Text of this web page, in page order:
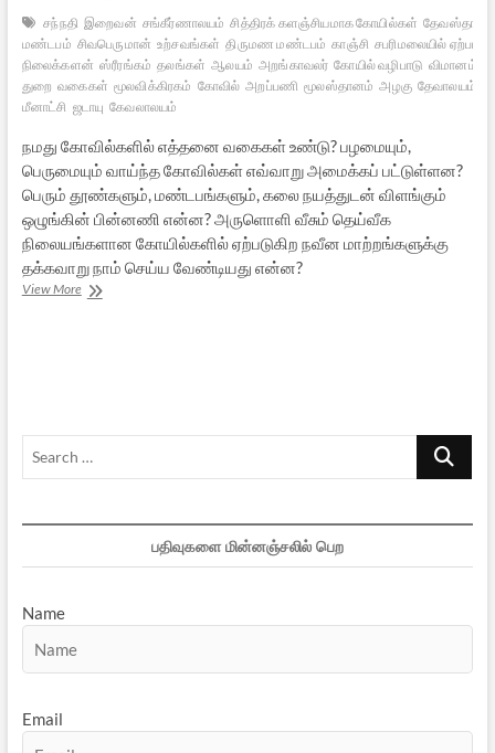
சந்நதி இறைவன் சங்கீர்ணாலயம் சித்திரக் களஞ்சியமாக கோயில்கள்
மண்டபம் சிவபெருமான் உற்சவங்கள் திருமண மண்டபம் காஞ்சி சபரிமலையில் ஏற்பட்ட
நிலைக்களன் ஸ்ரீரங்கம் தலங்கள் ஆலயம் அறங்காவலர் கோயில் வழிபாடு விமானம்
துறை வகைகள் மூலவிக்கிரகம் கோவில் அறப்பணி மூலஸ்தானம் அழகு தேவாலயம்
மீனாட்சி ஜடாயு கேவலாலயம்
நமது கோவில்களில் எத்தனை வகைகள் உண்டு? பழமையும்,
பெருமையும் வாய்ந்த கோவில்கள் எவ்வாறு அமைக்கப் பட்டுள்ளன?
பெரும் தூண்களும், மண்டபங்களும், கலை நயத்துடன் விளங்கும்
ஒழுங்கின் பின்னணி என்ன? அருளொளி வீசும் தெய்வீக
நிலையங்களான கோயில்களில் ஏற்படுகிற நவீன மாற்றங்களுக்கு
தக்கவாறு நாம் செய்ய வேண்டியது என்ன?
View Moreநமது
Search
பதிவுகளை மின்னஞ்சலில் பெற
Name
Email